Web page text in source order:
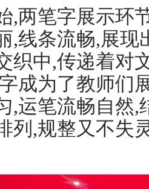
笔字展示环
,线条流畅,展现
织中,传递着对
成为了教师们
,运笔流畅自然,
列,规整又不失